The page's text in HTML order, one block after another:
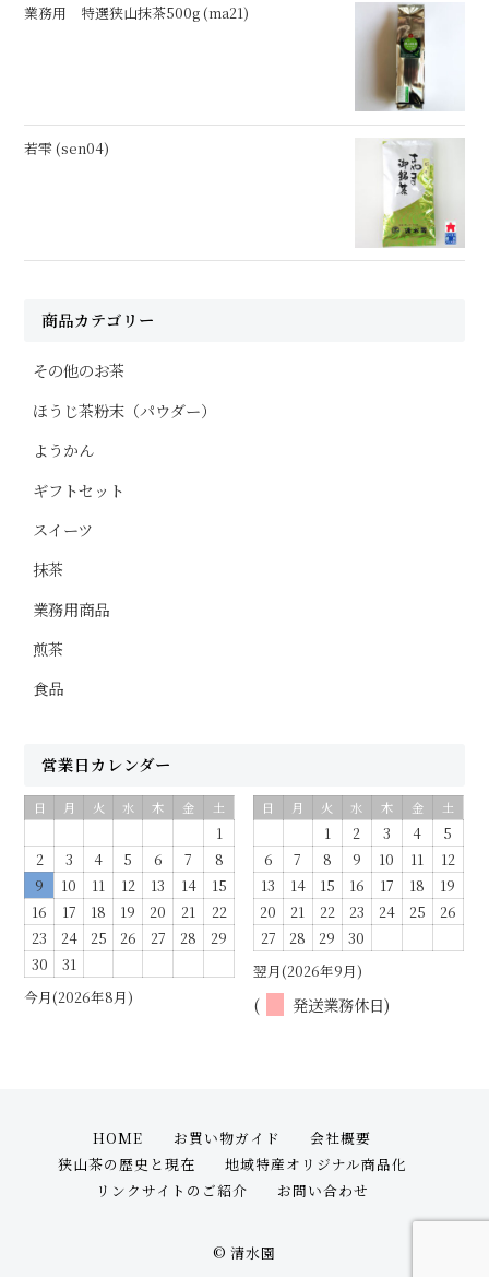
業務用 特選狭山抹茶500g (ma21)
若雫 (sen04)
商品カテゴリー
その他のお茶
ほうじ茶粉末（パウダー）
ようかん
ギフトセット
スイーツ
抹茶
業務用商品
煎茶
食品
営業日カレンダー
今月(2026年8月)
日 月 火 水 木 金 土
1
2
3 4 5 6 7
8
9
10 11 12 13 14
15
16
17 18 19 20 21
22
23
24 25 26 27 28
29
30
31 翌月(2026年9月)
日 月 火 水 木 金 土
1 2 3 4
5
6
7 8 9 10 11
12
13
14 15 16 17 18
19
20
21 22 23 24 25
26
27
28 29 30
( 発送業務休日)
HOME お買い物ガイド
会社概要
狭山茶の歴史と現在
地域特産オリジナル商品化
リンクサイトのご紹介
お問い合わせ
© 清水園